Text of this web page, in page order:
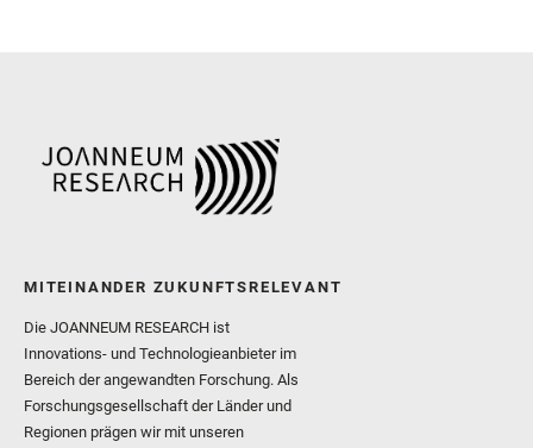
MITEINANDER ZUKUNFTSRELEVANT
Die JOANNEUM RESEARCH ist
Innovations- und Technologieanbieter im
Bereich der angewandten Forschung. Als
Forschungsgesellschaft der Länder und
Regionen prägen wir mit unseren